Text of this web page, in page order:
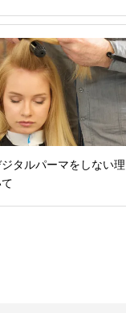
タルパーマをしない理